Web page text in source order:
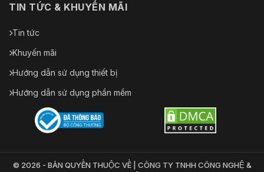
TIN TỨC & KHUYẾN MÃI
Tin tức
Khuyến mãi
Hướng dẫn sử dụng thiết bị
Hướng dẫn sử dụng phần mềm
© 2026 - BẢN QUYỀN THUỘC VỀ | CÔNG TY TNHH CÔNG NGHỆ &